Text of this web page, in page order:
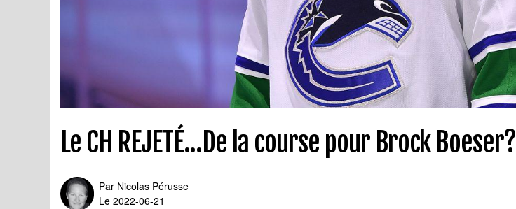
Le CH REJETÉ...De la course pour Brock Boeser?
Par Nicolas Pérusse
Le 2022-06-21